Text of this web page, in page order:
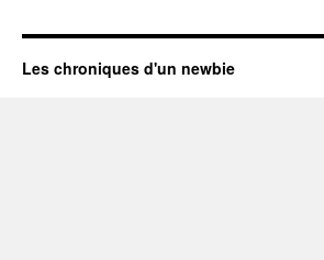
Les chroniques d'un newbie